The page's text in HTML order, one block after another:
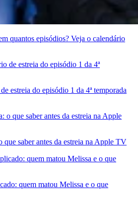
quantos episódios? Veja o calendário
estreia do episódio 1 da 4ª temporada
que saber antes da estreia na Apple TV
quem matou Melissa e o que